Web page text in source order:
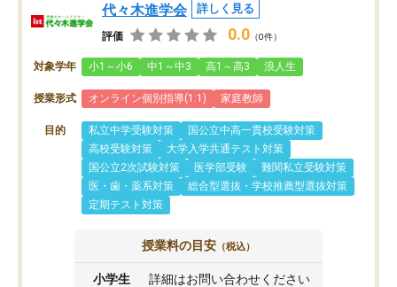
代々木進学会 詳しく見る
評価 0.0 （0件）
対象学年 小1～小6 中1～中3 高1～高3 浪人生
授業形式 オンライン個別指導(1:1) 家庭教師
目的 私立中学受験対策
国公立中高一貫校受験対策
高校受験対策
大学入学共通テスト対策
国公立2次試験対策
医学部受験
難関私立受験対策
医・歯・薬系対策
総合型選抜・学校推薦型選抜対策
定期テスト対策
授業料の目安 （税込）
小学生 詳細はお問い合わせください